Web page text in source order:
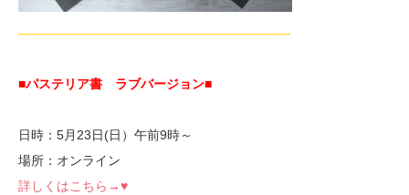
—————————————————————-
■パステリア書 ラブバージョン■
日時：5月23日(日）午前9時～
場所：オンライン
詳しくはこちら→♥